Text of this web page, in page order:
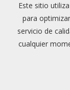
Este sitio
para
servicio de
cualquier
nuestro
El pescado azul
cabe destacar
reducir los